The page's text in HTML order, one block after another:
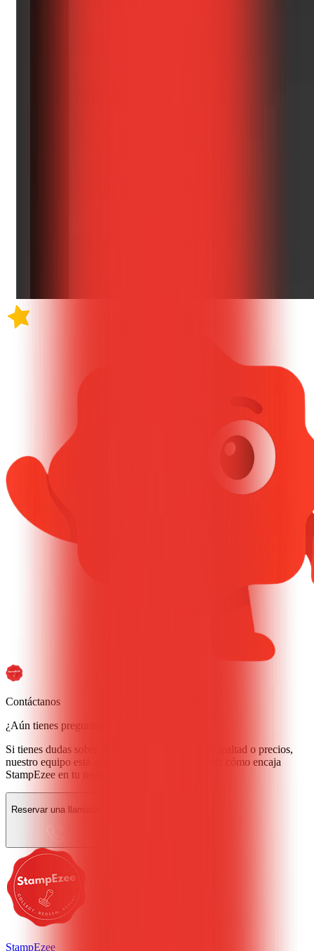
Contáctanos
¿Aún tienes preguntas?
Si tienes dudas sobre la configuración, flujos de lealtad o precios,
nuestro equipo está aquí para ayudarte a entender cómo encaja
StampEzee en tu negocio.
Reservar una llamada
StampEzee